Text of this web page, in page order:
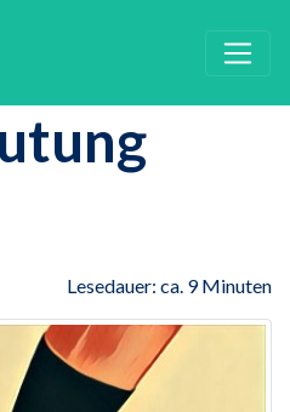
Lesedauer: ca. 9 Minuten